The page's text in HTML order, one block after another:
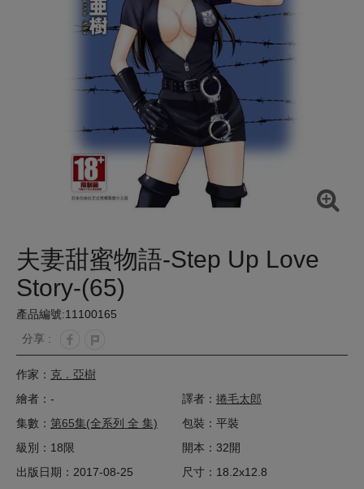
夫妻甜蜜物語-Step Up Love
Story-(65)
產品編號:11100165
分享 :
作家： 克．亞樹
繪者：-
譯者： 捲毛太郎
集數： 第65集(全系列 全 集)
包裝：平裝
級別：18限
開本：32開
出版日期：2017-08-25
尺寸：18.2x12.8